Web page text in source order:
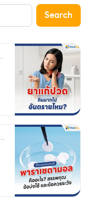
Search
ปวดหัว ยาแก้ปวด